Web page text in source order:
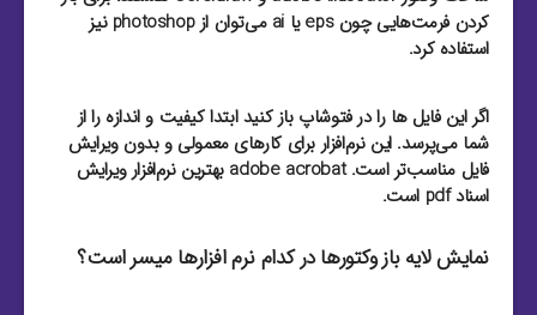
کردن فرمت‌هایی چون eps یا ai می‌توان از photoshop نیز
استفاده کرد.
اگر این فایل ها را در فتوشاپ باز کنید ابتدا کیفیت و اندازه را از
شما می‌پرسد. این نرم‌افزار برای کارهای معمولی و بدون ویرایش
فایل مناسب‌تر است. adobe acrobat بهترین نرم‌افزار ویرایش
اسناد pdf است.
نمایش لایه باز وکتورها در کدام نرم افزارها میسر است؟